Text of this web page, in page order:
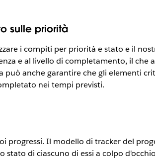
sulle priorità
i compiti per priorità e stato e il
e al livello di completamento, il che
anche garantire che gli elementi
nei tempi previsti.
progressi. Il modello di tracker del
di ciascuno di essi a colpo